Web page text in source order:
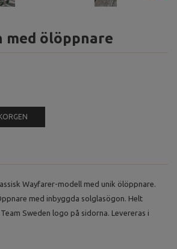
med ölöppnare
Wayfarer-modell med unik ölöppnare.
med inbyggda solglasögon. Helt
Sweden logo på sidorna. Levereras i